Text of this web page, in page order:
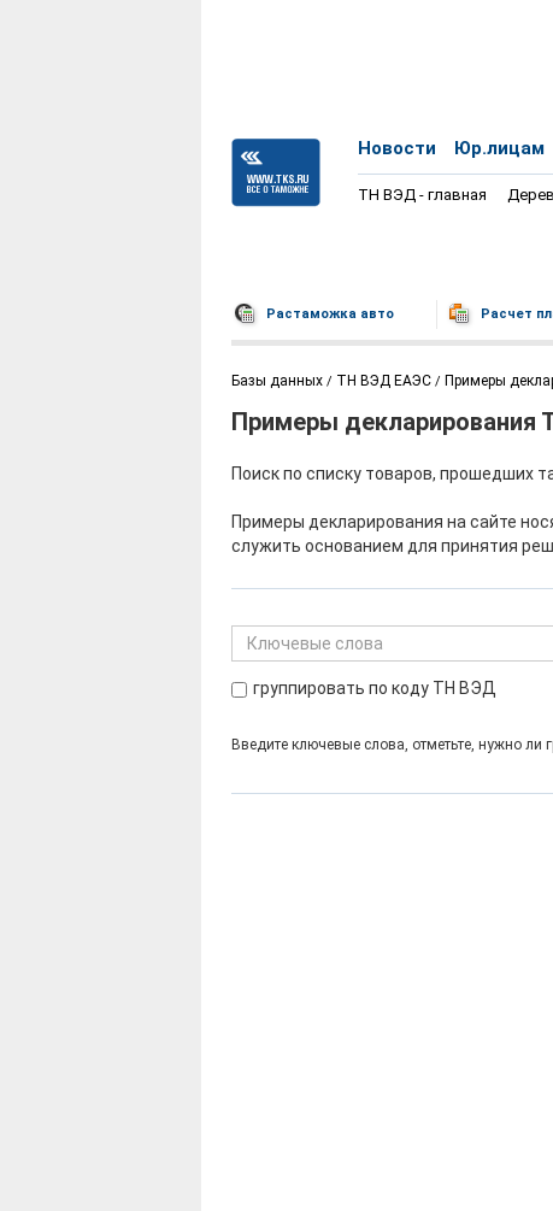
Новости Юр.лицам
ТН ВЭД - главная
Растаможка авто Расчет
Базы данных ТН ВЭД ЕАЭС Примеры
Примеры
Поиск по списку товаров, прошедших
Примеры декларирования на сайте
служить основанием для принятия
Код
ТНВЭД
группировать по коду ТН ВЭД
Введите ключевые слова, отметьте, нужно